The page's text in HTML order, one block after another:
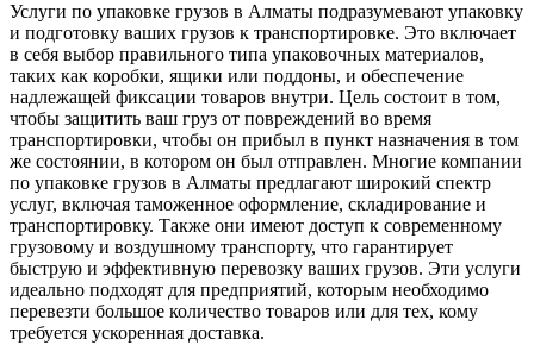
Услуги по упаковке грузов в Алматы подразумевают упаковку
и подготовку ваших грузов к транспортировке. Это включает
в себя выбор правильного типа упаковочных материалов,
таких как коробки, ящики или поддоны, и обеспечение
надлежащей фиксации товаров внутри. Цель состоит в том,
чтобы защитить ваш груз от повреждений во время
транспортировки, чтобы он прибыл в пункт назначения в том
же состоянии, в котором он был отправлен. Многие компании
по упаковке грузов в Алматы предлагают широкий спектр
услуг, включая таможенное оформление, складирование и
транспортировку. Также они имеют доступ к современному
грузовому и воздушному транспорту, что гарантирует
быструю и эффективную перевозку ваших грузов. Эти услуги
идеально подходят для предприятий, которым необходимо
перевезти большое количество товаров или для тех, кому
требуется ускоренная доставка.